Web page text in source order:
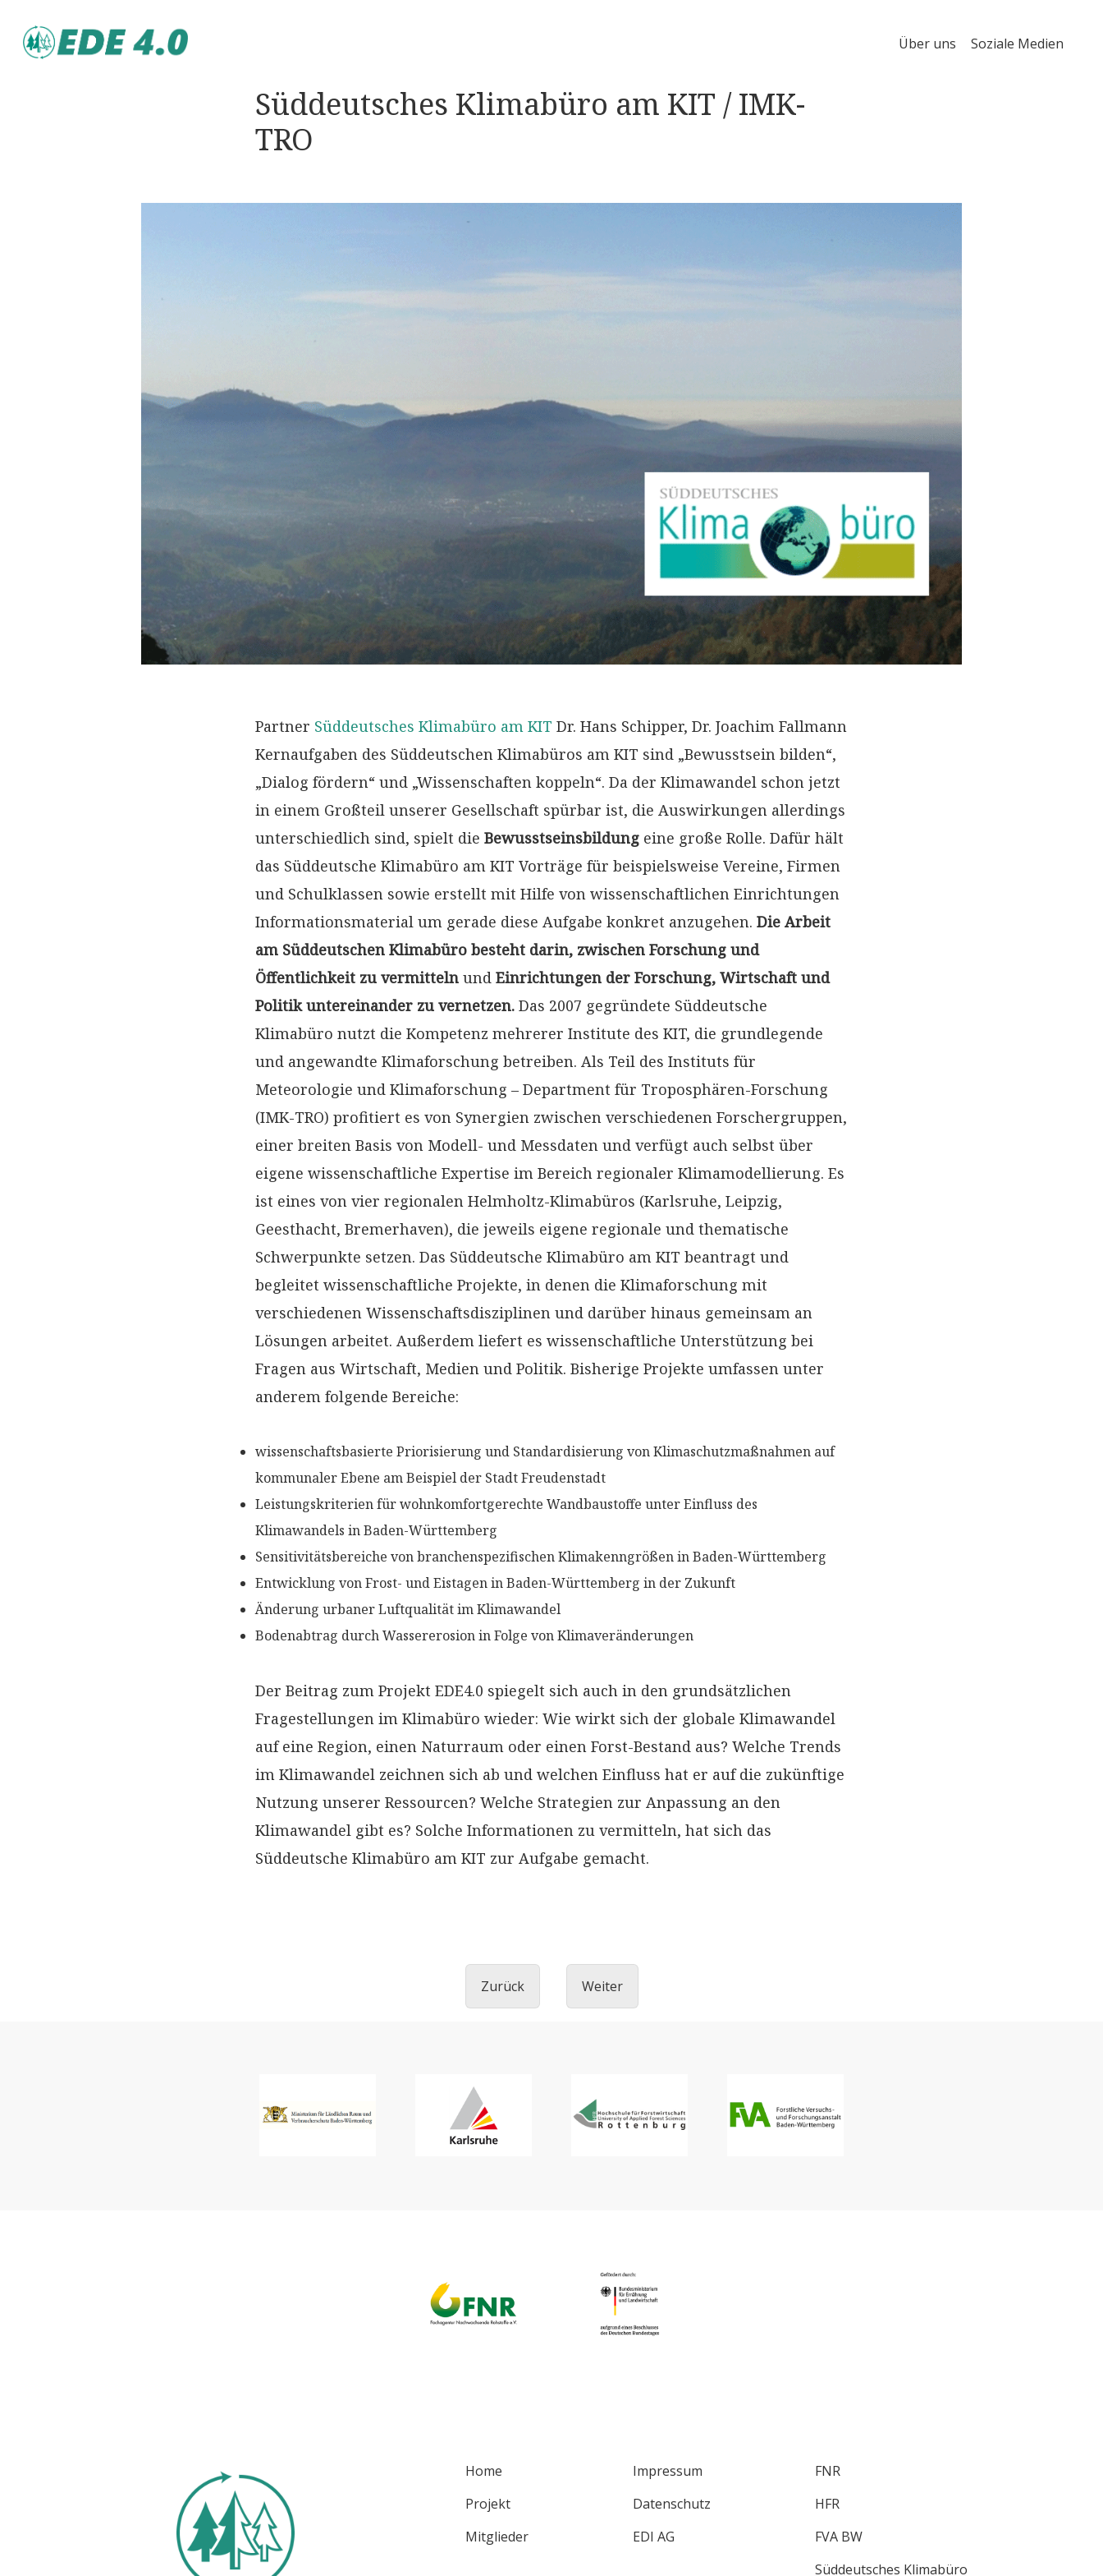
Über uns Soziale Medien
Süddeutsches Klimabüro am KIT / IMK-
TRO
Partner Süddeutsches Klimabüro am KIT Dr. Hans Schipper, Dr. Joachim Fallmann
Kernaufgaben des Süddeutschen Klimabüros am KIT sind „Bewusstsein bilden“,
„Dialog fördern“ und „Wissenschaften koppeln“. Da der Klimawandel schon jetzt
in einem Großteil unserer Gesellschaft spürbar ist, die Auswirkungen allerdings
unterschiedlich sind, spielt die Bewusstseinsbildungeine große Rolle. Dafür hält
das Süddeutsche Klimabüro am KIT Vorträge für beispielsweise Vereine, Firmen
und Schulklassen sowie erstellt mit Hilfe von wissenschaftlichen Einrichtungen
Informationsmaterial um gerade diese Aufgabe konkret anzugehen. Die Arbeit
am Süddeutschen Klimabüro besteht darin, zwischen Forschung und
Öffentlichkeit zu vermittelnundEinrichtungen der Forschung, Wirtschaft und
Politik untereinander zu vernetzen. Das 2007 gegründete Süddeutsche
Klimabüro nutzt die Kompetenz mehrerer Institute des KIT, die grundlegende
und angewandte Klimaforschung betreiben. Als Teil des Instituts für
Meteorologie und Klimaforschung – Department für Troposphären-Forschung
(IMK-TRO) profitiert es von Synergien zwischen verschiedenen Forschergruppen,
einer breiten Basis von Modell- und Messdaten und verfügt auch selbst über
eigene wissenschaftliche Expertise im Bereich regionaler Klimamodellierung. Es
ist eines von vier regionalen Helmholtz-Klimabüros (Karlsruhe, Leipzig,
Geesthacht, Bremerhaven), die jeweils eigene regionale und thematische
Schwerpunkte setzen. Das Süddeutsche Klimabüro am KIT beantragt und
begleitet wissenschaftliche Projekte, in denen die Klimaforschung mit
verschiedenen Wissenschaftsdisziplinen und darüber hinaus gemeinsam an
Lösungen arbeitet. Außerdem liefert es wissenschaftliche Unterstützung bei
Fragen aus Wirtschaft, Medien und Politik. Bisherige Projekte umfassen unter
anderem folgende Bereiche:
wissenschaftsbasierte Priorisierung und Standardisierung von Klimaschutzmaßnahmen auf
kommunaler Ebene am Beispiel der Stadt Freudenstadt
Leistungskriterien für wohnkomfortgerechte Wandbaustoffe unter Einfluss des
Klimawandels in Baden-Württemberg
Sensitivitätsbereiche von branchenspezifischen Klimakenngrößen in Baden-Württemberg
Entwicklung von Frost- und Eistagen in Baden-Württemberg in der Zukunft
Änderung urbaner Luftqualität im Klimawandel
Bodenabtrag durch Wassererosion in Folge von Klimaveränderungen
Der Beitrag zum Projekt EDE4.0 spiegelt sich auch in den grundsätzlichen
Fragestellungen im Klimabüro wieder: Wie wirkt sich der globale Klimawandel
auf eine Region, einen Naturraum oder einen Forst-Bestand aus? Welche Trends
im Klimawandel zeichnen sich ab und welchen Einfluss hat er auf die zukünftige
Nutzung unserer Ressourcen? Welche Strategien zur Anpassung an den
Klimawandel gibt es? Solche Informationen zu vermitteln, hat sich das
Süddeutsche Klimabüro am KIT zur Aufgabe gemacht.
Zurück Weiter
Home
Projekt
Mitglieder
Impressum
Datenschutz
EDI AG
FNR
HFR
FVA BW
Süddeutsches Klimabüro